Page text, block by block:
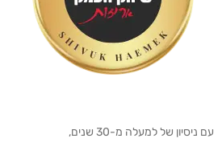
עם ניסיון של למעלה מ-30 שנים,